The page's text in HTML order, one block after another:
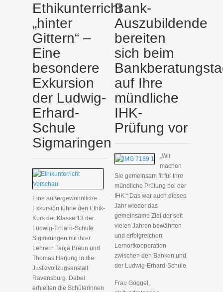
Ethikunterricht
„hinter
Gittern“ –
Eine
besondere
Exkursion
der Ludwig-
Erhard-
Schule
Sigmaringen
Eine außergewöhnliche
Exkursion führte den Ethik-
Kurs der Klasse 13 der
Ludwig-Erhard-Schule
Sigmaringen mit ihrer
Lehrern Tanja Braun und
Thomas Harjung in die
Justizvollzugsanstalt
Ravensburg. Dabei
erhielten die Schülerinnen
Bank-
Auszubildende
bereiten
sich beim
auf Ihre
mündliche
IHK-
Prüfung vor
„Wir
machen
Sie gemeinsam fit für Ihre
mündliche Prüfung bei der
IHK.“ Das war auch dieses
Jahr wieder das
gemeinsame Ziel der seit
vielen Jahren bewährten
und erfolgreichen
Lernortkooperation
zwischen den Banken und
der Ludwig-Erhard-Schule.
Frau Göggel,